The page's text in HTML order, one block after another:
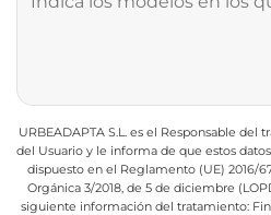
URBEADAPTA S.L. es el Responsable del
del Usuario y le informa de que estos
dispuesto en el Reglamento (UE) 2016/
Orgánica 3/2018, de 5 de diciembre
siguiente información del tratamiento: